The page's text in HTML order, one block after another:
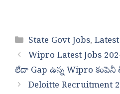
Categories
State Govt Jobs,
Wipro Latest Jobs
లేదా Gap ఉన్న Wipro కంపెనీ
Deloitte Recruitment